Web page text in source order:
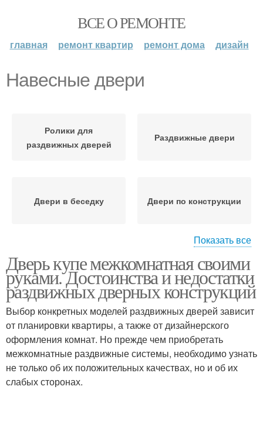
ВСЕ О РЕМОНТЕ
главная ремонт квартир ремонт дома дизайн
Навесные двери
Ролики для
раздвижных дверей
Раздвижные двери
Двери в беседку Двери по конструкции
Межкомнатные двери Дверь на роликах
Двери на роликах Навесная дверь
Показать все
Дверь купе межкомнатная своими
руками. Достоинства и недостатки
раздвижных дверных конструкций
Выбор конкретных моделей раздвижных дверей зависит
от планировки квартиры, а также от дизайнерского
оформления комнат. Но прежде чем приобретать
межкомнатные раздвижные системы, необходимо узнать
не только об их положительных качествах, но и об их
слабых сторонах.